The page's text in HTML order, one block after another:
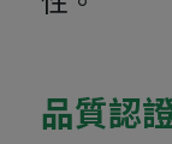
品質認